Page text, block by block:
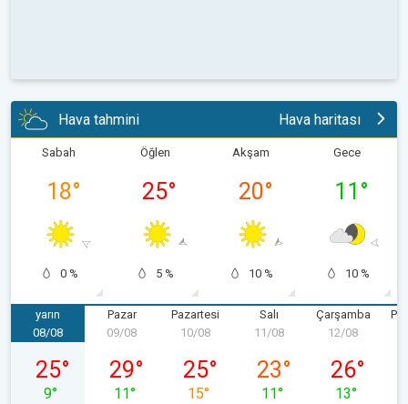
Hava tahmini Hava haritası
Sabah
18°
0 %
Öğlen
25°
5 %
Akşam
20°
10 %
Gece
11 °
10 %
yarın
08/08 Cumartesi
08/08
25°
9°
Pazar
09/08
29°
11°
Pazartesi
10/08 Pazartesi
10/08
25°
15°
Salı
11/08
23°
11°
Çarşamba
12/08
26°
13°